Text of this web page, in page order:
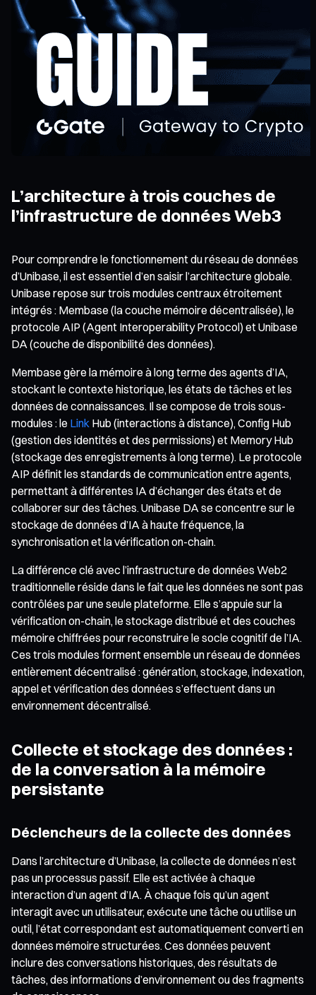
L’architecture à trois couches de
l’infrastructure de données Web3
Pour comprendre le fonctionnement du réseau de données
d’Unibase, il est essentiel d’en saisir l’architecture globale.
Unibase repose sur trois modules centraux étroitement
intégrés : Membase (la couche mémoire décentralisée), le
protocole AIP (Agent Interoperability Protocol) et Unibase
DA (couche de disponibilité des données).
Membase gère la mémoire à long terme des agents d’IA,
stockant le contexte historique, les états de tâches et les
données de connaissances. Il se compose de trois sous-
modules : le Link Hub (interactions à distance), Config Hub
(gestion des identités et des permissions) et Memory Hub
(stockage des enregistrements à long terme). Le protocole
AIP définit les standards de communication entre agents,
permettant à différentes IA d’échanger des états et de
collaborer sur des tâches. Unibase DA se concentre sur le
stockage de données d’IA à haute fréquence, la
synchronisation et la vérification on-chain.
La différence clé avec l’infrastructure de données Web2
traditionnelle réside dans le fait que les données ne sont pas
contrôlées par une seule plateforme. Elle s’appuie sur la
vérification on-chain, le stockage distribué et des couches
mémoire chiffrées pour reconstruire le socle cognitif de l’IA.
Ces trois modules forment ensemble un réseau de données
entièrement décentralisé : génération, stockage, indexation,
appel et vérification des données s’effectuent dans un
environnement décentralisé.
Collecte et stockage des données :
de la conversation à la mémoire
persistante
Déclencheurs de la collecte des données
Dans l’architecture d’Unibase, la collecte de données n’est
pas un processus passif. Elle est activée à chaque
interaction d’un agent d’IA. À chaque fois qu’un agent
interagit avec un utilisateur, exécute une tâche ou utilise un
outil, l’état correspondant est automatiquement converti en
données mémoire structurées. Ces données peuvent
inclure des conversations historiques, des résultats de
tâches, des informations d’environnement ou des fragments